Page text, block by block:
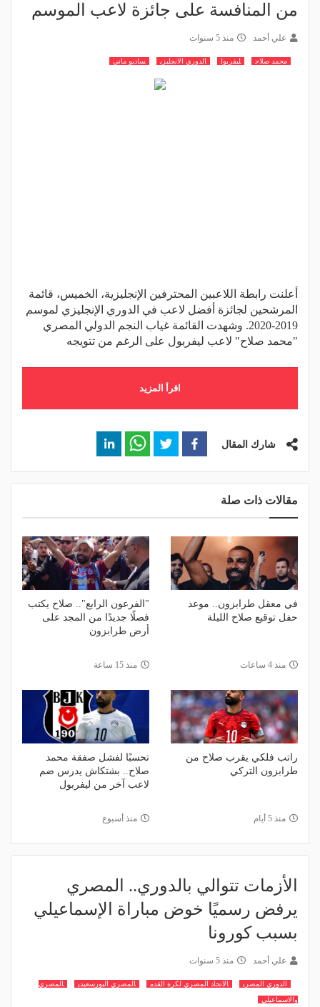
من المنافسة على جائزة لاعب الموسم
علي أحمد منذ 5 سنوات
محمد صلاح ليفربول الدوري الانجليزي ساديو ماني
أعلنت رابطة اللاعبين المحترفين الإنجليزية، الخميس، قائمة
المرشحين لجائزة أفضل لاعب في الدوري الإنجليزي لموسم
2019-2020. وشهدت القائمة غياب النجم الدولي المصري
"محمد صلاح" لاعب ليفربول على الرغم من تتويجه
اقرأ المزيد
شارك المقال
مقالات ذات صلة
في معقل طرابزون.. موعد
حفل توقيع صلاح الليلة
منذ 4 ساعات
"الفرعون الرابع".. صلاح يكتب
فصلًا جديدًا من المجد على
أرض طرابزون
منذ 15 ساعة
راتب فلكي يقرب صلاح من
طرابزون التركي
منذ 5 أيام
تحسبًا لفشل صفقة محمد
صلاح.. بشتكاش يدرس ضم
لاعب آخر من ليفربول
منذ أسبوع
الأزمات تتوالي بالدوري.. المصري
يرفض رسميًا خوض مباراة الإسماعيلي
بسبب كورونا
علي أحمد منذ 5 سنوات
الدوري المصري الاتحاد المصري لكرة القدم المصري البورسعيدي
المصري
والاسماعيلي